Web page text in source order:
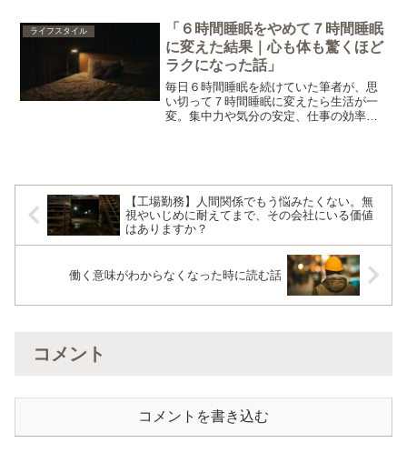
ライフスタイル
「６時間睡眠をやめて７時間睡眠
に変えた結果｜心も体も驚くほど
ラクになった話」
毎日６時間睡眠を続けていた筆者が、思
い切って７時間睡眠に変えたら生活が一
変。集中力や気分の安定、仕事の効率ま
【工場勤務】人間関係でもう悩みたくない。無
視やいじめに耐えてまで、その会社にいる価値
はありますか？
働く意味がわからなくなった時に読む話
コメント
コメントを書き込む